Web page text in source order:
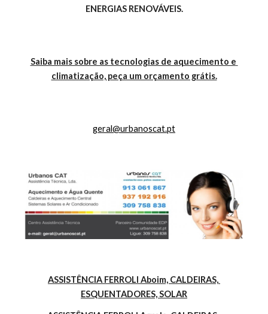
ENERGIAS RENOVÁVEIS.
Saiba mais sobre as tecnologias de aquecimento e
climatização, peça um orçamento grátis.
geral@urbanoscat.pt
ASSISTÊNCIA FERROLI Aboim, CALDEIRAS,
ESQUENTADORES, SOLAR